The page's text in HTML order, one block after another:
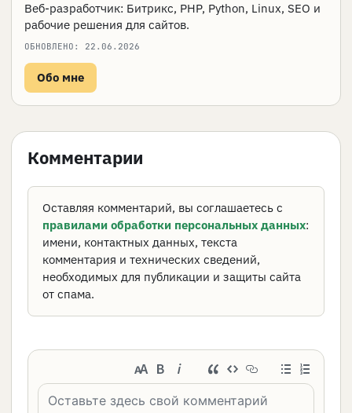
Веб-разработчик: Битрикс, PHP, Python, Linux, SEO и
рабочие решения для сайтов.
ОБНОВЛЕНО: 22.06.2026
Обо мне
Комментарии
Оставляя комментарий, вы соглашаетесь с
правилами обработки персональных данных:
имени, контактных данных, текста
комментария и технических сведений,
необходимых для публикации и защиты сайта
от спама.